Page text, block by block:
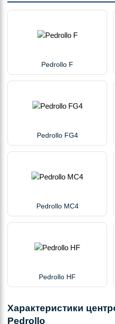
Pedrollo F
Pedrollo FG4
Pedrollo MC4
Pedrollo HF
Характеристики
Pedrollo